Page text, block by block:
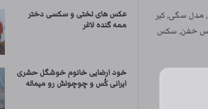
مدل سگی, کیر
خفن, سکس
عکس های لختی و سکسی دختر
ممه گنده لاغر
خود ارضایی خانوم خوشگل حشری
ایرانی کُس و چوچولش رو میماله